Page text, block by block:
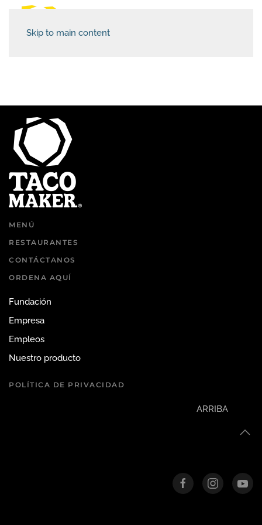
Skip to main content
MENÚ
RESTAURANTES
CONTÁCTANOS
ORDENA AQUÍ
Fundación
Empresa
Empleos
Nuestro producto
POLÍTICA DE PRIVACIDAD
ARRIBA